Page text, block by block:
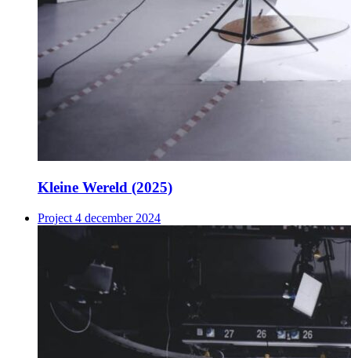
Kleine Wereld (2025)
Project 4 december 2024